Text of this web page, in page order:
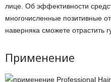
лице. Об эффективности
многочисленные позитивные
наверняка сможете отрастить
Применение